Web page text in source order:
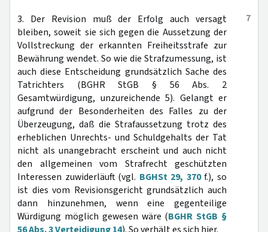
7
3. Der Revision muß der Erfolg auch versagt
bleiben, soweit sie sich gegen die Aussetzung der
Vollstreckung der erkannten Freiheitsstrafe zur
Bewährung wendet. So wie die Strafzumessung, ist
auch diese Entscheidung grundsätzlich Sache des
Tatrichters (BGHR StGB § 56 Abs. 2
Gesamtwürdigung, unzureichende 5). Gelangt er
aufgrund der Besonderheiten des Falles zu der
Überzeugung, daß die Strafaussetzung trotz des
erheblichen Unrechts- und Schuldgehalts der Tat
nicht als unangebracht erscheint und auch nicht
den allgemeinen vom Strafrecht geschützten
Interessen zuwiderläuft (vgl. BGHSt 29, 370f.), so
ist dies vom Revisionsgericht grundsätzlich auch
dann hinzunehmen, wenn eine gegenteilige
Würdigung möglich gewesen wäre (BGHR StGB §